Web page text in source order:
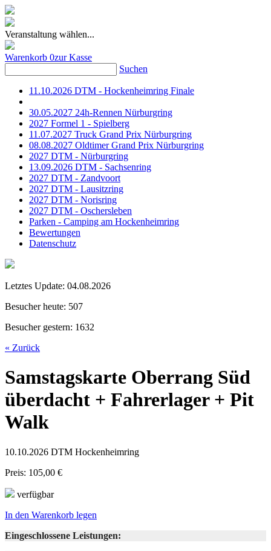
Veranstaltung wählen...
Warenkorb 0zur Kasse
Suchen
11.10.2026 DTM - Hockenheimring Finale
30.05.2027 24h-Rennen Nürburgring
2027 Formel 1 - Spielberg
11.07.2027 Truck Grand Prix Nürburgring
08.08.2027 Oldtimer Grand Prix Nürburgring
2027 DTM - Nürburgring
13.09.2026 DTM - Sachsenring
2027 DTM - Zandvoort
2027 DTM - Lausitzring
2027 DTM - Norisring
2027 DTM - Oschersleben
Parken - Camping am Hockenheimring
Bewertungen
Datenschutz
Letztes Update: 04.08.2026
Besucher heute: 507
Besucher gestern: 1632
« Zurück
Samstagskarte Oberrang Süd
überdacht + Fahrerlager + Pit
Walk
10.10.2026 DTM Hockenheimring
Preis: 105,00 €
verfügbar
In den Warenkorb legen
Eingeschlossene Leistungen: